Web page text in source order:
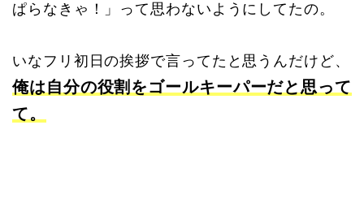
ぱらなきゃ！」って思わないようにしてたの。
いなフリ初日の挨拶で言ってたと思うんだけど、
俺は自分の役割をゴールキーパーだと思って
て。